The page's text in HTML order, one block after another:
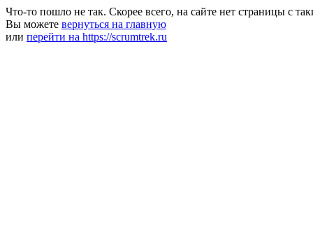
Что-то пошло не так. Скорее всего, на сайте нет страницы с
Вы можете вернуться на главную
или перейти на https://scrumtrek.ru